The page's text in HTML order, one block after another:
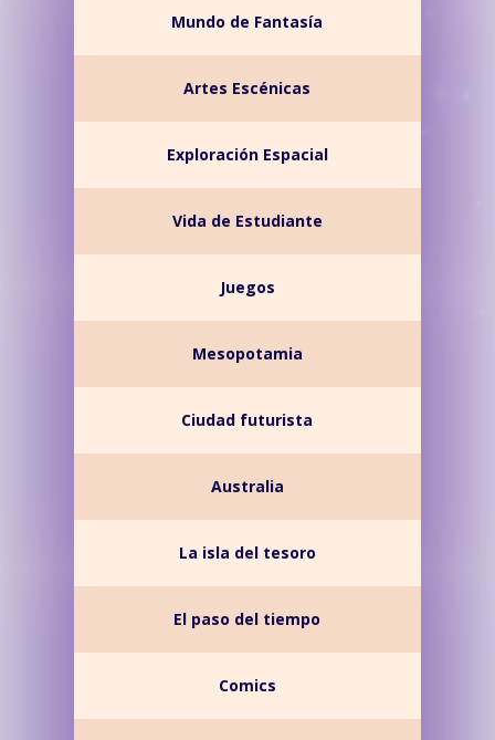
Mundo de Fantasía
Artes Escénicas
Exploración Espacial
Vida de Estudiante
Juegos
Mesopotamia
Ciudad futurista
Australia
La isla del tesoro
El paso del tiempo
Comics